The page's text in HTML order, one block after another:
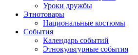
Уроки дружбы
Этнотовары
Национальные костюмы
События
Календарь событий
Этнокультурные события